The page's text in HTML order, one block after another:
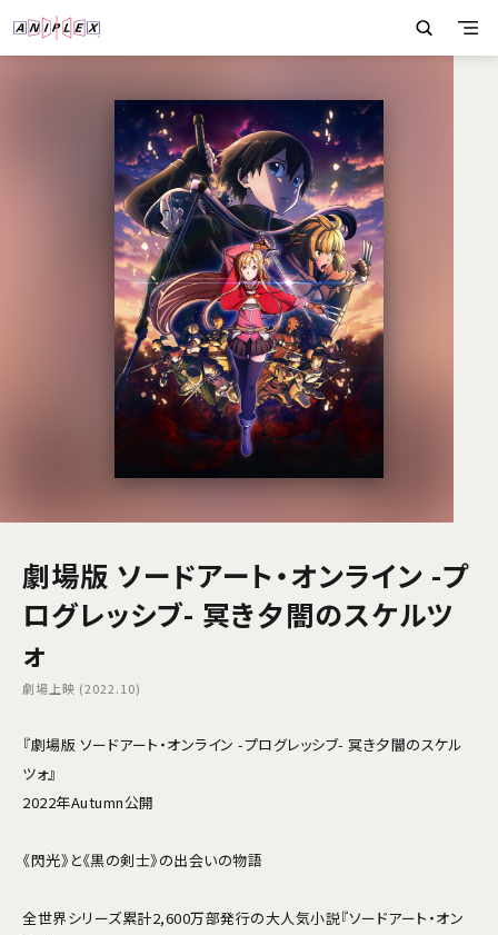
劇場版 ソードアート・オンライン -プ
ログレッシブ- 冥き夕闇のスケルツ
ォ
劇場上映 (2022.10)
『劇場版 ソードアート・オンライン -プログレッシブ- 冥き夕闇のスケル
ツォ』
2022年Autumn公開
《閃光》と《黒の剣士》の出会いの物語
全世界シリーズ累計2,600万部発行の大人気小説『ソードアート・オン